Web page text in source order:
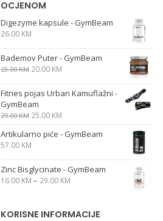
OCJENOM
Digezyme kapsule - GymBeam
26.00 KM
Bademov Puter - GymBeam
23.00KM 20.00 KM
Fitnes pojas Urban Kamuflažni -
GymBeam
29.00KM 25.00 KM
Artikularno piće - GymBeam
57.00 KM
Zinc Bisglycinate - GymBeam
16.00 KM – 29.00 KM
KORISNE INFORMACIJE